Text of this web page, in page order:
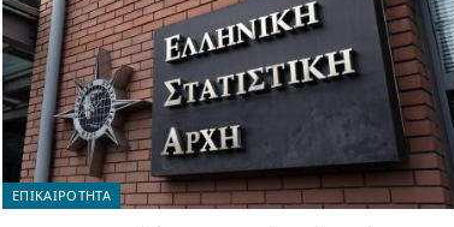
ΕΠΙΚΑΙΡΟΤΗΤΑ